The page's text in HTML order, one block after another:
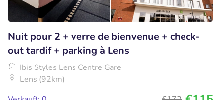
Nuit pour 2 + verre de bienvenue + check-
out tardif + parking à Lens
Ibis Styles Lens Centre Gare
Lens (92km)